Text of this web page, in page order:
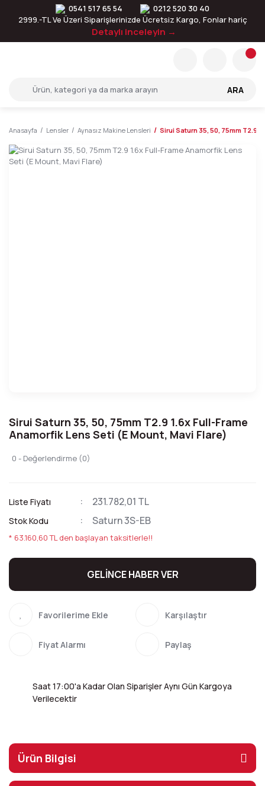
0541 517 65 54
0212 520 30 40
2999.-TL Ve Üzeri Siparişlerinizde Ücretsiz Kargo, Fonlar hariç
Detaylı inceleyin →
ARA
Anasayfa Lensler Aynasız Makine Lensleri Sirui Saturn 35, 50, 75mm T2.9
Sirui Saturn 35, 50, 75mm T2.9 1.6x Full-Frame
Anamorfik Lens Seti (E Mount, Mavi Flare)
0 - Değerlendirme (0)
Liste Fiyatı 231.782,01 TL
Stok Kodu Saturn 3S-EB
* 63.160,60 TL den başlayan taksitlerle!!
GELİNCE HABER VER
Karşılaştır
Fiyat Alarmı Paylaş
Saat 17:00'a Kadar Olan Siparişler Aynı Gün Kargoya
Verilecektir
Ürün Bilgisi